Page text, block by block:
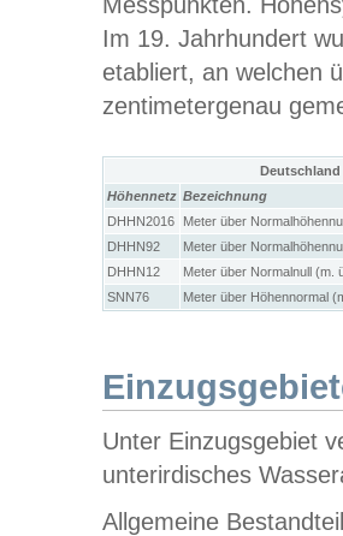
Im 19. Jahrhundert
etabliert, an welchen
zentimetergenau
Höhennetz Bezeichnung
DHHN2016
Meter über
DHHN92
Meter über
DHHN12
Meter über Normalnull (m.
SNN76
Meter über Höhennormal
Unter Einzugsgebiet
unterirdisches
Allgemeine